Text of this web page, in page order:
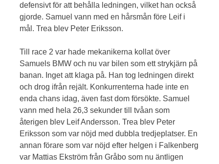
defensivt för att behålla ledningen, vilket han också
gjorde. Samuel vann med en hårsmån före Leif i
mål. Trea blev Peter Eriksson.
Till race 2 var hade mekanikerna kollat över
Samuels BMW och nu var bilen som ett strykjärn på
banan. Inget att klaga på. Han tog ledningen direkt
och drog ifrån rejält. Konkurrenterna hade inte en
enda chans idag, även fast dom försökte. Samuel
vann med hela 26,3 sekunder till tvåan som
återigen blev Leif Andersson. Trea blev Peter
Eriksson som var nöjd med dubbla tredjeplatser. En
annan förare som var nöjd efter helgen i Falkenberg
var Mattias Ekström från Gråbo som nu äntligen